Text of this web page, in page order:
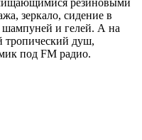
зеркало, сидение в
шампуней и гелей. А на
тропический душ,
под FM радио.